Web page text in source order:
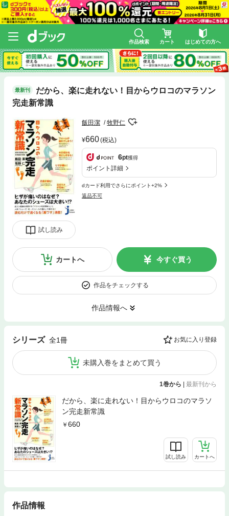
作品検索 カート はじめての方へ
最新刊
だから、楽に走れない！目からウロコのマラソン
完走新常識
試し読み
飯田潔 牧野仁
660(税込)
6pt獲得
ポイント詳細
dカード利用でさらにポイント+2%
返品不可
カートへ 今すぐ買う
作品をチェックする
作品情報へ
シリーズ 全1冊 お気に入り登録
未購入巻をまとめて買う
1巻から | 最新刊から
だから、楽に走れない！目からウロコのマラソ
ン完走新常識
660
試し読み カートへ
作品情報